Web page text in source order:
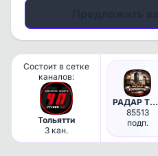
Состоит в сетке
каналов:
Тольятти
3 кан.
РАДАР ТОЛЬЯТТИ
85513
подп.